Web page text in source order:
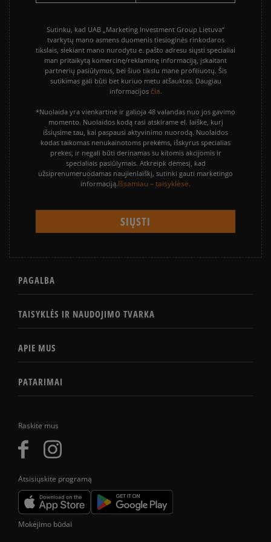
Raskite mus
Atsisiųskite programą
Sutinku, kad UAB „Marketing Investment Group Lietuva“
tvarkytų mano asmens duomenis tiesioginės rinkodaros
tikslais, siekiant mano nurodytu e. pašto adresu siųsti specialiai
man pritaikytą komercinę/reklaminę informaciją, įskaitant
partnerių pasiūlymus, bei šiuo tikslu mane profiliuotų. Šis
sutikimas gali būti bet kuriuo metu atšauktas. Daugiau
informacijos čia.
*Nuolaida yra vienkartinė ir galioja 48 valandas nuo jos gavimo
momento. Nuolaidos kodą rasi atskirame el. laiške, kurį
išsiųsime tau, kai paspausi aktyvinimo nuorodą. Nuolaidos
kodas taikomas nenukainotoms prekėms, išskyrus specialias
prekes, ir negali būti derinamas su kitomis akcijomis ir
specialiais pasiūlymais. Atkreipk dėmesį, kad
užsiprenumeruodamas naujienlaiškį, sutinki gauti marketingo
informaciją.Išsamiau – taisyklėse.
PAGALBA
TAISYKLĖS IR NAUDOJIMO TVARKA
APIE MUS
PATARIMAI
Mokėjimo būdai